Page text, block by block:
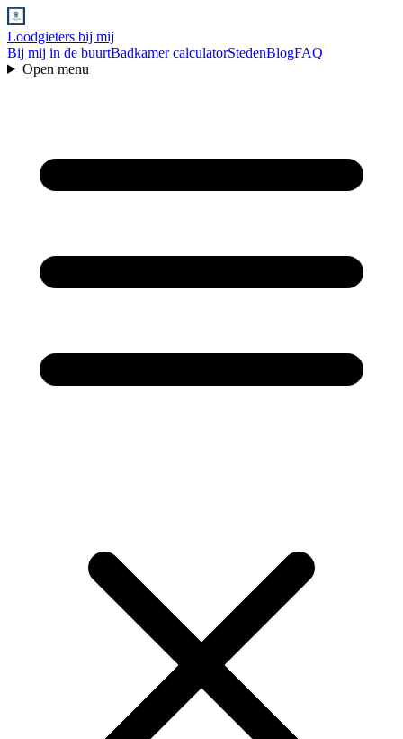
Loodgieters bij mij
Bij mij in de buurtBadkamer calculatorStedenBlogFAQ
Open menu